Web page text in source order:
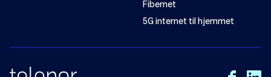
Fibernet
5G internet til hjemmet